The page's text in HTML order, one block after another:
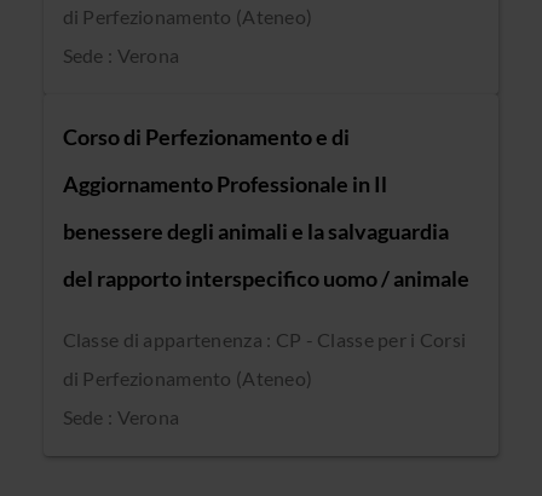
di Perfezionamento (Ateneo)
Sede : Verona
Corso di Perfezionamento e di
Aggiornamento Professionale in Il
benessere degli animali e la salvaguardia
del rapporto interspecifico uomo / animale
Classe di appartenenza : CP - Classe per i Corsi
di Perfezionamento (Ateneo)
Sede : Verona